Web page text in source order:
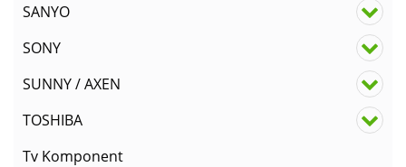
SANYO
SONY
SUNNY / AXEN
TOSHIBA
Tv Komponent